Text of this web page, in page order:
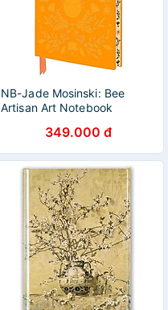
NB-Jade Mosinski: Bee
Artisan Art Notebook
349.000 đ